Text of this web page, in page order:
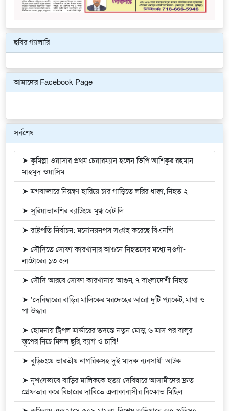
ছবির গ্যালারি
আমাদের Facebook Page
সর্বশেষ
➤ কুমিল্লা ওয়াসার প্রথম চেয়ারম্যান হলেন ভিপি আশিকুর রহমান
মাহমুদ ওয়াসিম
➤ মগবাজারে নিয়ন্ত্রণ হারিয়ে চার গাড়িতে লরির ধাক্কা, নিহত ২
➤ সুরিয়াভানশির ব্যাটিংয়ে মুগ্ধ ব্রেট লি
➤ রাষ্ট্রপতি নির্বাচন: মনোনয়নপত্র সংগ্রহ করেছে বিএনপি
➤ সৌদিতে সোফা কারখানার আগুনে নিহতদের মধ্যে নওগাঁ-
নাটোরের ১৩ জন
➤ সৌদি আরবে সোফা কারখানায় আগুন, ৭ বাংলাদেশী নিহত
➤ ‘দেবিদ্বারের বাড়ির মালিকের মরদেহের আরো দুটি প্যাকেট, মাথা ও
পা উদ্ধার
➤ হোমনায় ট্রিপল মার্ডারের তদন্তে নতুন মোড়, ৬ মাস পর বালুর
স্তূপের নিচে মিলল ছুরি, ব্যাগ ও চাবি!
➤ বুড়িচংয়ে ভারতীয় নাগরিকসহ দুই মাদক ব্যবসায়ী আটক
➤ নৃশংসভাবে বাড়ির মালিককে হত্যা দেবিদ্বারে আসামীদের দ্রুত
গ্রেফতার করে বিচারের দাবিতে এলাকাবাসীর বিক্ষোভ মিছিল